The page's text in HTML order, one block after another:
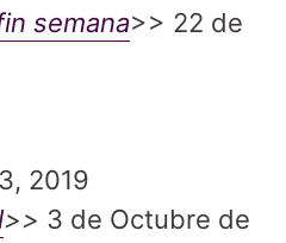
semana>> 22 de
2019
>> 3 de Octubre de